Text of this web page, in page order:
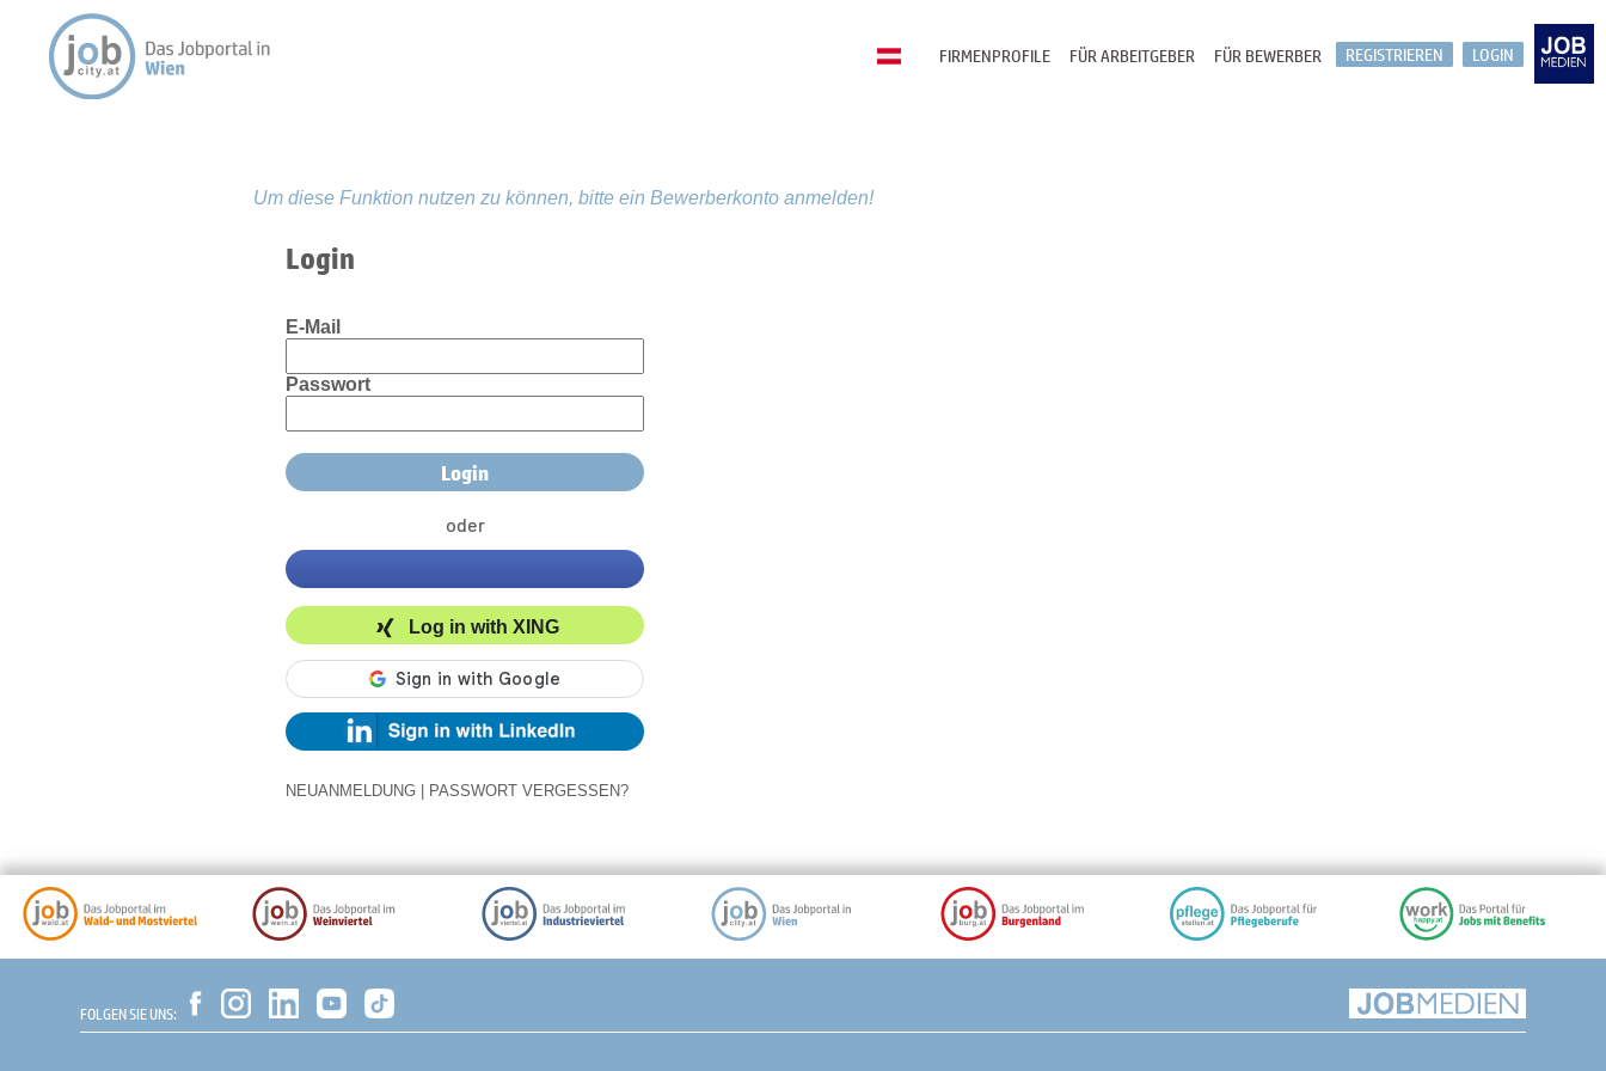
LOGIN
REGISTRIEREN
FÜR BEWERBER
FÜR ARBEITGEBER
FIRMENPROFILE
Um diese Funktion nutzen zu können, bitte ein Bewerberkonto anmelden!
Login
E-Mail
Passwort
oder
Log in with XING
NEUANMELDUNG PASSWORT VERGESSEN?
FOLGEN SIE UNS: